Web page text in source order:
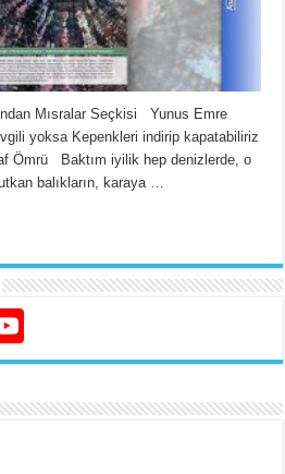
Mısralar Seçkisi Yunus Emre
yoksa Kepenkleri indirip kapatabiliriz
Ömrü Baktım iyilik hep denizlerde, o
balıkların, karaya …